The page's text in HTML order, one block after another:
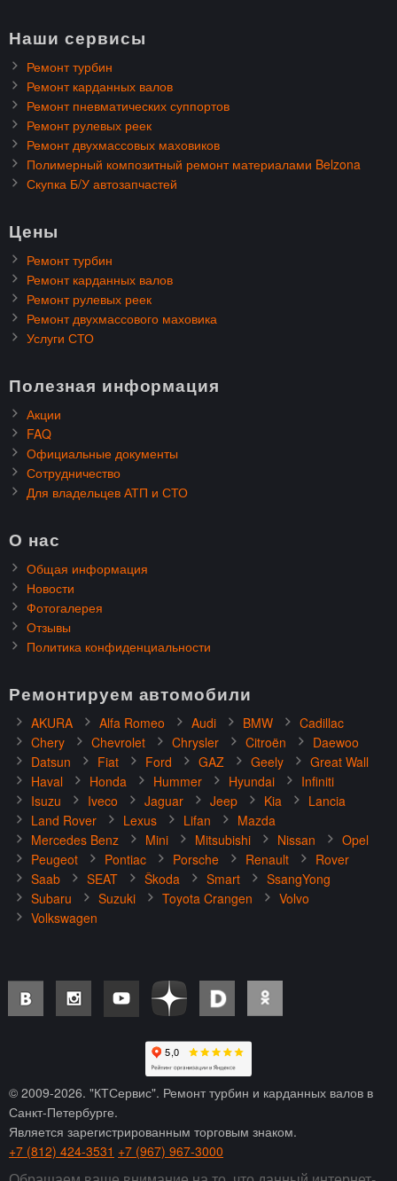
Наши сервисы
Ремонт турбин
Ремонт карданных валов
Ремонт пневматических суппортов
Ремонт рулевых реек
Ремонт двухмассовых маховиков
Полимерный композитный ремонт материалами Belzona
Скупка Б/У автозапчастей
Цены
Ремонт турбин
Ремонт карданных валов
Ремонт рулевых реек
Ремонт двухмассового маховика
Услуги СТО
Полезная информация
Акции
FAQ
Официальные документы
Сотрудничество
Для владельцев АТП и СТО
О нас
Общая информация
Новости
Фотогалерея
Отзывы
Политика конфиденциальности
Ремонтируем автомобили
AKURA Alfa Romeo Audi BMW
Cadillac
Chery
Chevrolet Chrysler Citroën
Daewoo
Datsun
Fiat Ford GAZ Geely
Great Wall
Haval
Honda Hummer Hyundai
Infiniti
Isuzu
Iveco Jaguar Jeep Kia
Lancia
Land Rover
Lexus Lifan
Mazda
Mercedes Benz
Mini Mitsubishi Nissan
Opel
Peugeot
Pontiac Porsche Renault
Rover
Saab
SEAT Škoda Smart
SsangYong
Subaru
Suzuki Toyota Crangen
Volvo
Volkswagen
© 2009-2026. "КТСервис". Ремонт турбин и карданных валов в
Санкт-Петербурге.
Является зарегистрированным торговым знаком.
+7 (812) 424-3531 +7 (967) 967-3000